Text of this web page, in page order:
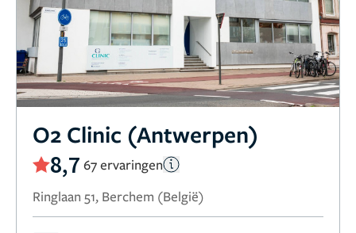
O2 Clinic (Antwerpen)
8,7 67 ervaringen
Ringlaan 51, Berchem (België)